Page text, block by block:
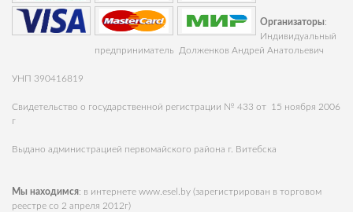
Организаторы:
Индивидуальный
предприниматель Долженков Андрей Анатольевич
УНП 390416819
Свидетельство о государственной регистрации № 433 от 15 ноября 2006
г
Выдано администрацией первомайского района г. Витебска
Мы находимся: в интернете www.esel.by (зарегистрирован в торговом
реестре со 2 апреля 2012г)